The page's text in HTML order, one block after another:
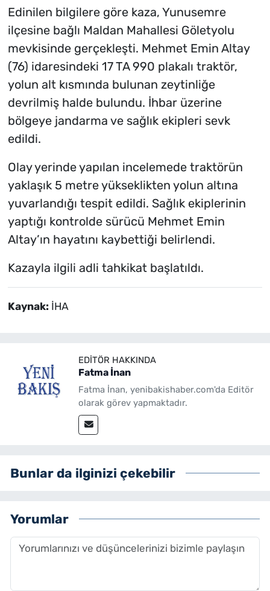
Edinilen bilgilere göre kaza, Yunusemre
ilçesine bağlı Maldan Mahallesi Göletyolu
mevkisinde gerçekleşti. Mehmet Emin Altay
(76) idaresindeki 17 TA 990 plakalı traktör,
yolun alt kısmında bulunan zeytinliğe
devrilmiş halde bulundu. İhbar üzerine
bölgeye jandarma ve sağlık ekipleri sevk
edildi.
Olay yerinde yapılan incelemede traktörün
yaklaşık 5 metre yükseklikten yolun altına
yuvarlandığı tespit edildi. Sağlık ekiplerinin
yaptığı kontrolde sürücü Mehmet Emin
Altay’ın hayatını kaybettiği belirlendi.
Kazayla ilgili adli tahkikat başlatıldı.
Kaynak: İHA
EDITÖR HAKKINDA
Fatma İnan
Fatma İnan, yenibakishaber.com'da Editör
olarak görev yapmaktadır.
Bunlar da ilginizi çekebilir
Yorumlar